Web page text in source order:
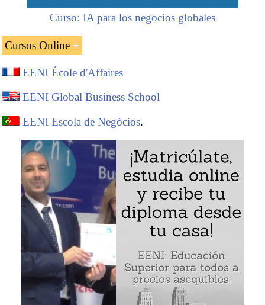
Curso: IA para los negocios globales
Cursos Online
Comercio Exterior
Transporte y logística internacional
EENI École d'Affaires
EENI Global Business School
EENI Escola de Negócios.